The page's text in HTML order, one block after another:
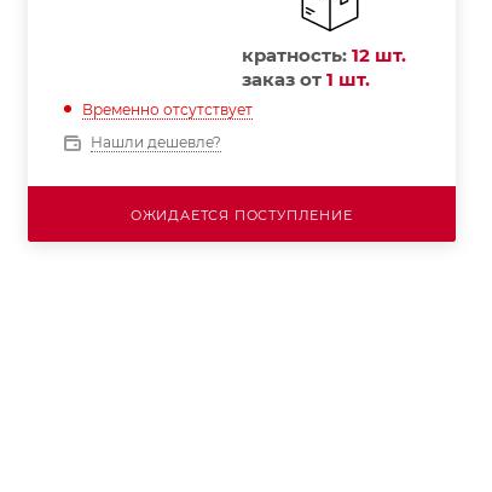
кратность: 12 шт.
заказ от 1 шт.
Временно отсутствует
Нашли дешевле?
ОЖИДАЕТСЯ ПОСТУПЛЕНИЕ